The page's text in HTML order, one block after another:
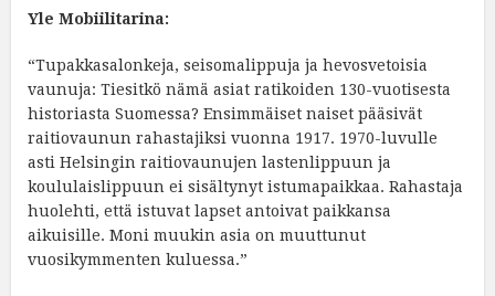
Yle Mobiilitarina:
“Tupakkasalonkeja, seisomalippuja ja hevosvetoisia
vaunuja: Tiesitkö nämä asiat ratikoiden 130-vuotisesta
historiasta Suomessa? Ensimmäiset naiset pääsivät
raitiovaunun rahastajiksi vuonna 1917. 1970-luvulle
asti Helsingin raitiovaunujen lastenlippuun ja
koululaislippuun ei sisältynyt istumapaikkaa. Rahastaja
huolehti, että istuvat lapset antoivat paikkansa
aikuisille. Moni muukin asia on muuttunut
vuosikymmenten kuluessa.”